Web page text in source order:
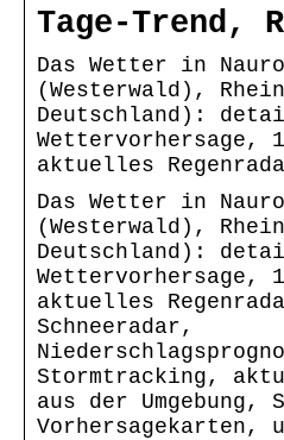
Tage-Trend,
Das Wetter in
(Westerwald),
Deutschland):
Wettervorhersage,
aktuelles
Das Wetter in
(Westerwald),
Deutschland):
Wettervorhersage,
aktuelles
Schneeradar,
Stormtracking,
aus der
Vorhersagekarten,